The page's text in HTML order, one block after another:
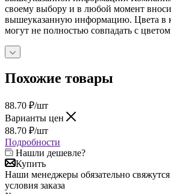
своему выбору и в любой момент
вышеуказанную информацию. Цвета в
могут не полностью совпадать с
Похожие товары
88.70 ₽/шт
Варианты цен
88.70 ₽/шт
Подробности
Нашли дешевле?
Купить
Наши менеджеры обязательно
условия заказа